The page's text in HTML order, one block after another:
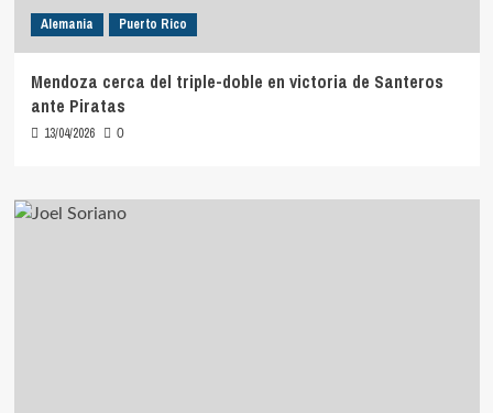
Alemania Puerto Rico
Mendoza cerca del triple-doble en victoria de Santeros
ante Piratas
13/04/2026 0